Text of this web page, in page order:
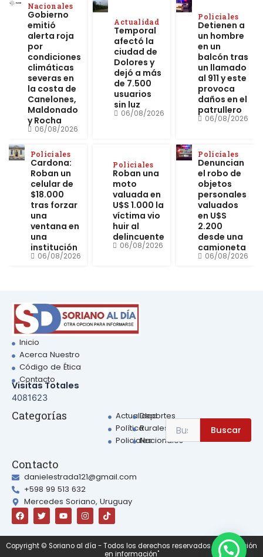
Nacionales
Gobierno
emitió
alerta roja
por
condiciones
climáticas
severas en
la costa de
Canelones,
Maldonado
y Rocha
06/08/2026
Actualidad
Temporal
afectó la
ciudad de
Dolores y
dejó a más
de 7.500
usuarios
sin luz
06/08/2026
Policiales
Detienen a
un hombre
en un
balcón tras
un llamado
al 911 y este
provoca
daños en el
patrullero
06/08/2026
Policiales
Cardona:
Roban un
celular de
$18.000
tras forzar
una
ventana en
una
institución
06/08/2026
Policiales
Roban una
moto
valuada en
U$S 1.000 la
víctima vio
huir al
delincuente
06/08/2026
Policiales
Denuncian
el robo de
objetos
personales
valuados
en U$S
2.200
desde una
camioneta
06/08/2026
Inicio
Acerca Nuestro
Código de Ética
Contacto
Visitas Totales
4081623
Categorías
Actualidad
Política
Policiales
Deportes
Rurales
Nacionales
Search
for:
Buscar
Contacto
danielestrada121@gmail.com
+598 99 513 632
Mercedes Soriano, Uruguay
F
a
c
e
b
o
T
w
i
t
t
Y
o
u
t
u
I
n
s
t
a
Copyright © Soriano al día - Todos los derechos reservados | "Otra opción
en información"